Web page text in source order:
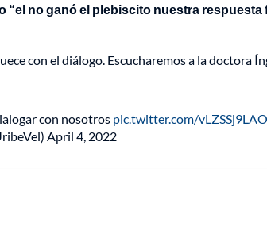
“el no ganó el plebiscito nuestra
con el diálogo. Escucharemos a la doctora
con nosotros pic.twitter.com/vLZSSj9LAO
April 4, 2022